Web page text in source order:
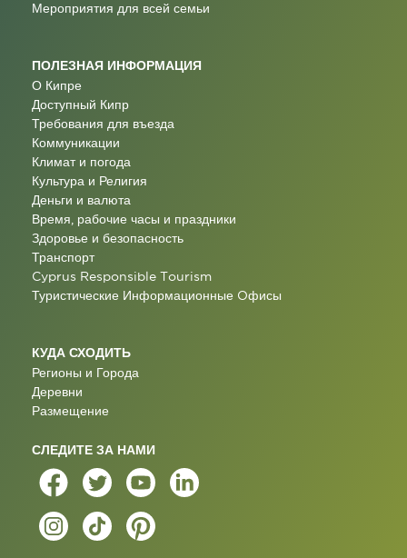
Мероприятия для всей семьи
ПОЛЕЗНАЯ ИНФОРМАЦИЯ
О Кипре
Доступный Кипр
Требования для въезда
Коммуникации
Климат и погода
Культура и Религия
Деньги и валюта
Время, рабочие часы и праздники
Здоровье и безопасность
Транспорт
Cyprus Responsible Tourism
Туристические Информационные Oфисы
КУДА СХОДИТЬ
Регионы и Города
Деревни
Размещение
СЛЕДИТЕ ЗА НАМИ